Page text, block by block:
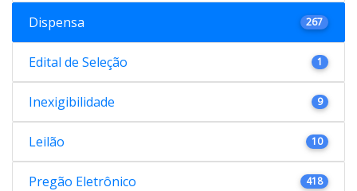
Dispensa 267
Edital de Seleção 1
Inexigibilidade 9
Leilão 10
Pregão Eletrônico 418